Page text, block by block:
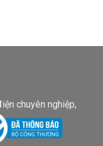
chuyên nghiệp,